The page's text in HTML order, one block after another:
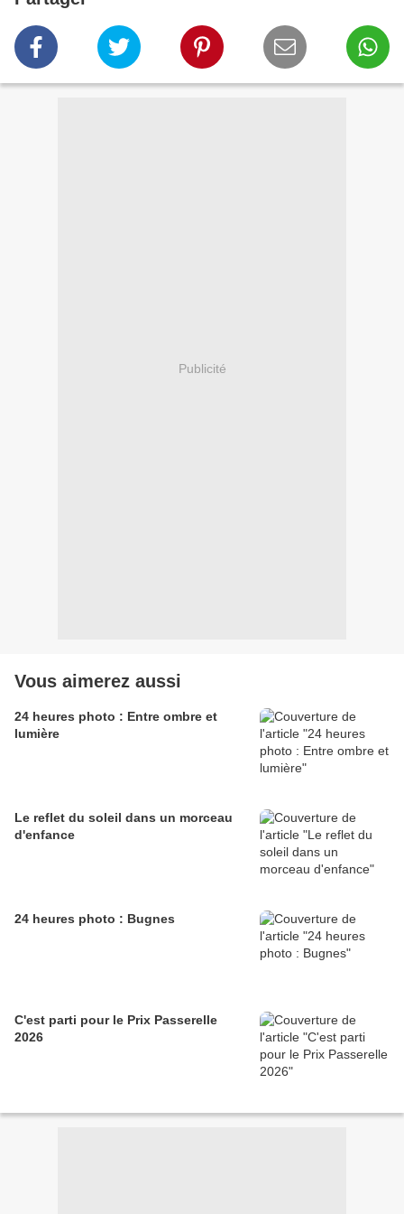
Publicité
Vous aimerez aussi
24 heures photo : Entre ombre et
lumière
Le reflet du soleil dans un morceau
d'enfance
24 heures photo : Bugnes
C'est parti pour le Prix Passerelle
2026